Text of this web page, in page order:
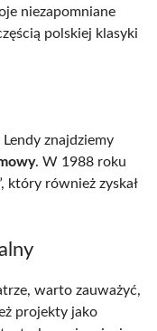
niezapomniane
polskiej klasyki
znajdziemy
. W 1988 roku
który również zyskał
warto zauważyć,
projekty jako